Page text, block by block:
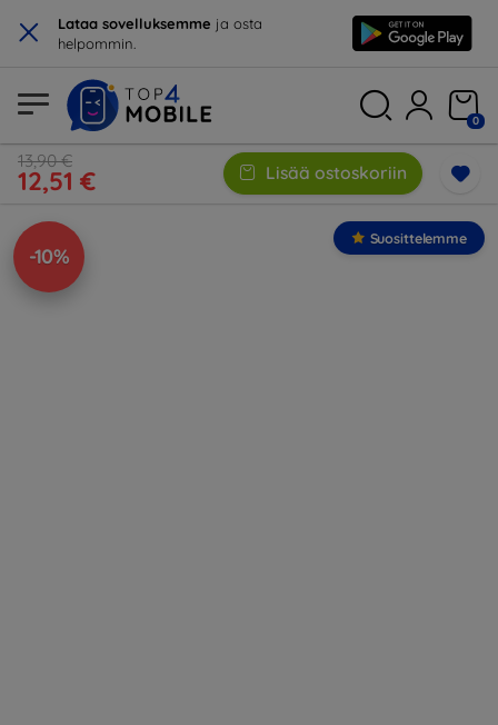
× Lataa sovelluksemme ja osta
helpommin.
0
13,90 €
12,51 € Lisää ostoskoriin
-10%
Suosittelemme